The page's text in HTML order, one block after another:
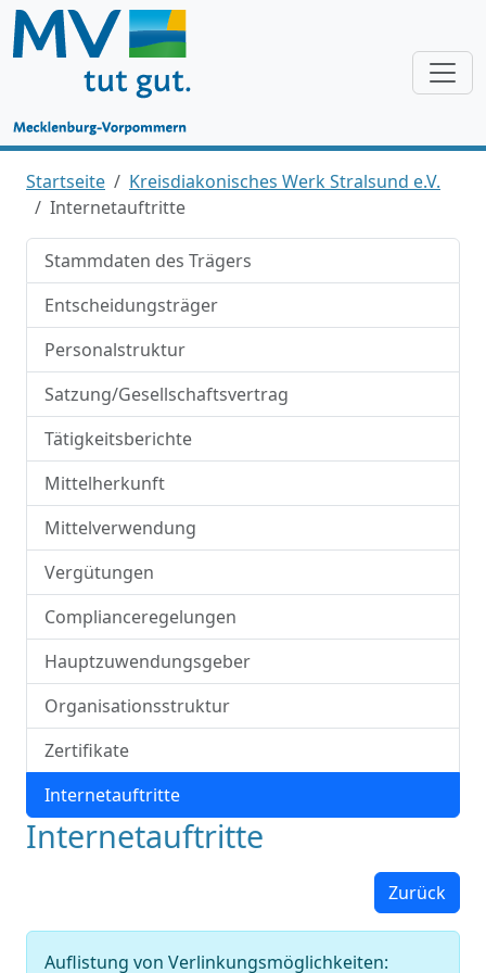
Startseite
Kreisdiakonisches Werk Stralsund e.V.
Internetauftritte
Stammdaten des Trägers
Entscheidungsträger
Personalstruktur
Satzung/Gesellschaftsvertrag
Tätigkeitsberichte
Mittelherkunft
Mittelverwendung
Vergütungen
Complianceregelungen
Hauptzuwendungsgeber
Organisationsstruktur
Zertifikate
Internetauftritte
Internetauftritte
Zurück
Auflistung von Verlinkungsmöglichkeiten: